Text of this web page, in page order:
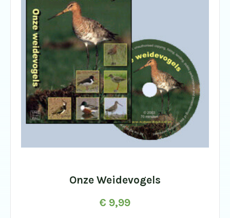
Onze Weidevogels
€ 9,99